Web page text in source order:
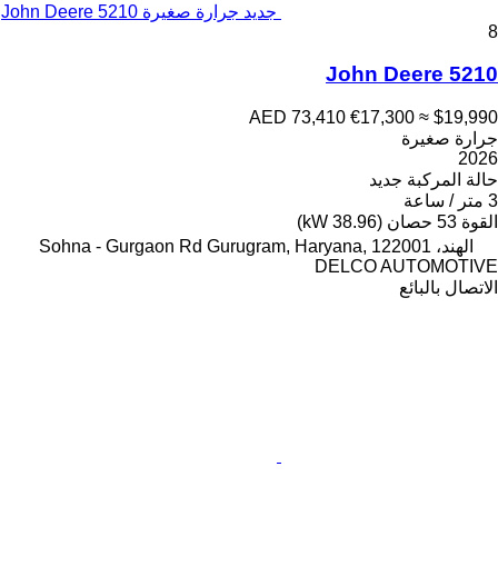
جديد جرارة صغيرة John Deere 5210
8
John Deere 5210
AED 73,410 €17,300 ≈ $19,990
جرارة صغيرة
2026
حالة المركبة جديد
3 متر / ساعة
القوة 53 حصان (38.96 kW)
الهند، Sohna - Gurgaon Rd Gurugram, Haryana, 122001
DELCO AUTOMOTIVE
الاتصال بالبائع